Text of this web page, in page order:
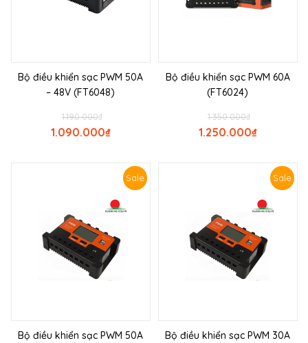
Bộ điều khiển sạc PWM 50A
– 48V (FT6048)
₫
1.190.000
₫
1.090.000
Bộ điều khiển sạc PWM 60A
(FT6024)
₫
1.350.000
₫
1.250.000
Sale
Bộ điều khiển sạc PWM 50A
Sale
Bộ điều khiển sạc PWM 30A